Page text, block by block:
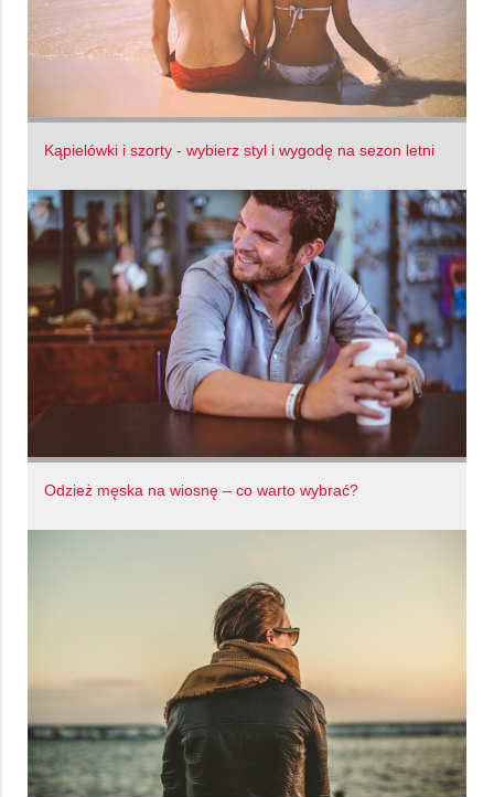
Kąpielówki i szorty - wybierz styl i wygodę na sezon letni
Odzież męska na wiosnę – co warto wybrać?